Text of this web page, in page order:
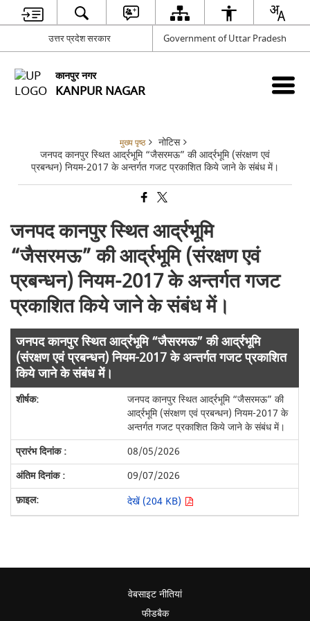
उत्तर प्रदेश सरकार Government of Uttar Pradesh
कानपुर नगर
KANPUR NAGAR
मुख्य पृष्ठ
नोटिस
जनपद कानपुर स्थित आर्द्रभूमि “जैसरमऊ” की आर्द्रभूमि (संरक्षण एवं
प्रबन्धन) नियम-2017 के अन्तर्गत गजट प्रकाशित किये जाने के संबंध में।
जनपद कानपुर स्थित आर्द्रभूमि
“जैसरमऊ” की आर्द्रभूमि (संरक्षण एवं
प्रबन्धन) नियम-2017 के अन्तर्गत गजट
प्रकाशित किये जाने के संबंध में।
जनपद कानपुर स्थित आर्द्रभूमि “जैसरमऊ” की आर्द्रभूमि
(संरक्षण एवं प्रबन्धन) नियम-2017 के अन्तर्गत गजट प्रकाशित
किये जाने के संबंध में।
जनपद कानपुर स्थित आर्द्रभूमि “जैसरमऊ” की
आर्द्रभूमि (संरक्षण एवं प्रबन्धन) नियम-2017 के
अन्तर्गत गजट प्रकाशित किये जाने के संबंध में।
08/05/2026
09/07/2026
देखें (204 KB)
वेबसाइट नीतियां
फीडबैक